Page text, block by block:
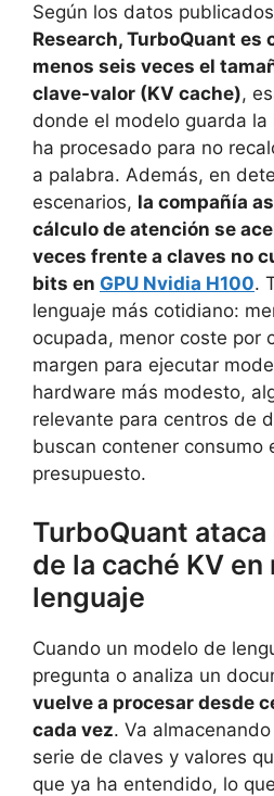
Según los datos
Research, TurboQuant es
menos seis veces el
clave-valor (KV cache),
donde el modelo guarda la
ha procesado para no
a palabra. Además, en
escenarios, la compañía
cálculo de atención se
veces frente a claves no
bits en GPU Nvidia H100.
lenguaje más cotidiano:
ocupada, menor coste por
margen para ejecutar
hardware más modesto,
relevante para centros de
buscan contener consumo
presupuesto.
TurboQuant
de la caché KV
lenguaje
Cuando un modelo de
pregunta o analiza un
vuelve a procesar desde
cada vez. Va
serie de claves y valores
que ya ha entendido, lo